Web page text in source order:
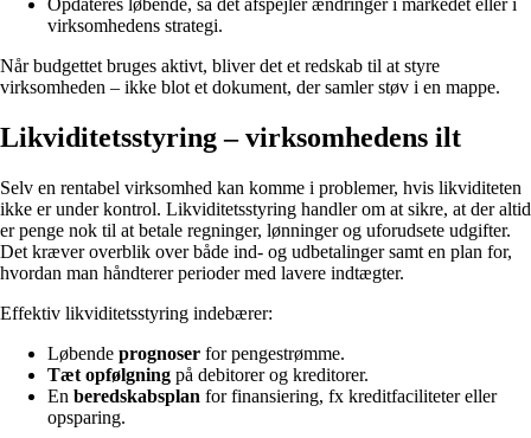
Opdateres løbende, så det afspejler ændringer i markedet eller i
virksomhedens strategi.
Når budgettet bruges aktivt, bliver det et redskab til at styre
virksomheden – ikke blot et dokument, der samler støv i en mappe.
Likviditetsstyring – virksomhedens ilt
Selv en rentabel virksomhed kan komme i problemer, hvis likviditeten
ikke er under kontrol. Likviditetsstyring handler om at sikre, at der altid
er penge nok til at betale regninger, lønninger og uforudsete udgifter.
Det kræver overblik over både ind- og udbetalinger samt en plan for,
hvordan man håndterer perioder med lavere indtægter.
Effektiv likviditetsstyring indebærer:
Løbende prognoser for pengestrømme.
Tæt opfølgning på debitorer og kreditorer.
En beredskabsplan for finansiering, fx kreditfaciliteter eller
opsparing.